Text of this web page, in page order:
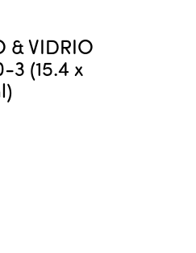
& VIDRIO
3 (15.4 x